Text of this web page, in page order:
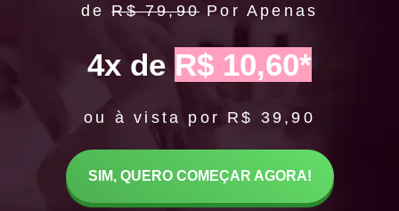
deR$ 79,90 Por Apenas
4x de R$ 10,60*
ou à vista por R$ 39,90
SIM, QUERO COMEÇAR AGORA!